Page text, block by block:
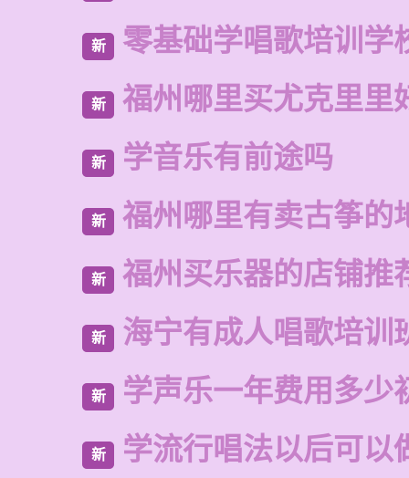
新 零基础学唱歌培训学
新 福州哪里买尤克里里
新 学音乐有前途吗
新 福州哪里有卖古筝的
新 福州买乐器的店铺推
新 海宁有成人唱歌培训
新 学声乐一年费用多少
新 学流行唱法以后可以